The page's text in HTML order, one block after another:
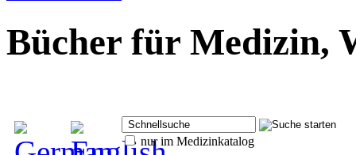
Bücher für Medizin,
nur im Medizinkatalog